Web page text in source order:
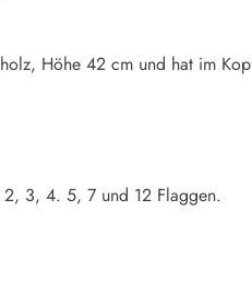
Höhe 42 cm und hat im
2, 3, 4. 5, 7 und 12 Flaggen.